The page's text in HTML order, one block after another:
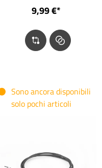
9,99 €*
Sono ancora disponibili
solo pochi articoli